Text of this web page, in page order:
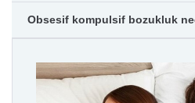
Obsesif kompulsif bozukluk